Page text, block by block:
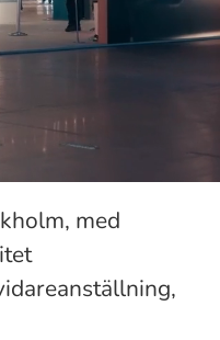
trivs i en
Vi söker nu en
som vill
tillväxtresa
med